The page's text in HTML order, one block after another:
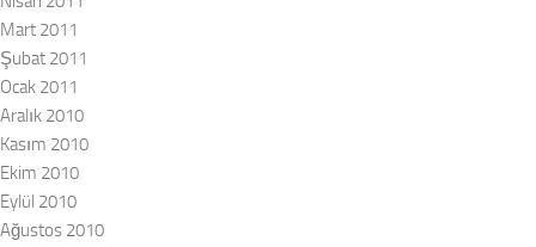
Mart 2011
Şubat 2011
Ocak 2011
Aralık 2010
Kasım 2010
Ekim 2010
Eylül 2010
Ağustos 2010